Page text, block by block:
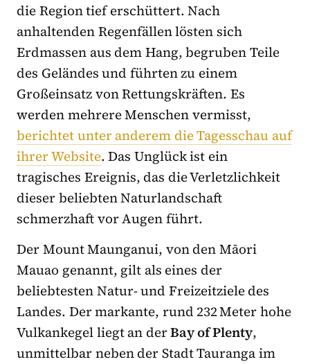
die Region tief erschüttert. Nach
anhaltenden Regenfällen lösten sich
Erdmassen aus dem Hang, begruben Teile
des Geländes und führten zu einem
Großeinsatz von Rettungskräften. Es
werden mehrere Menschen vermisst,
berichtet unter anderem die Tagesschau auf
ihrer Website. Das Unglück ist ein
tragisches Ereignis, das die Verletzlichkeit
dieser beliebten Naturlandschaft
schmerzhaft vor Augen führt.
Der Mount Maunganui, von den Māori
Mauao genannt, gilt als eines der
beliebtesten Natur- und Freizeitziele des
Landes. Der markante, rund 232 Meter hohe
Vulkankegel liegt an derBay of Plenty,
unmittelbar neben der Stadt Tauranga im